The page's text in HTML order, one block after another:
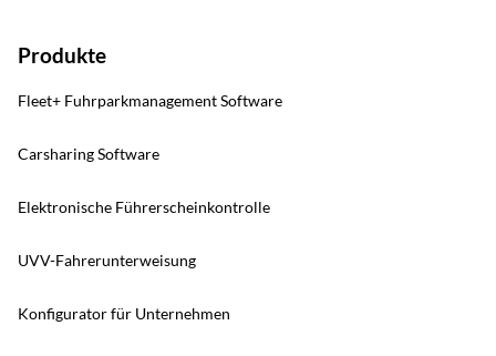
Produkte
Fleet+ Fuhrparkmanagement Software
Carsharing Software
Elektronische Führerscheinkontrolle
UVV-Fahrerunterweisung
Konfigurator für Unternehmen